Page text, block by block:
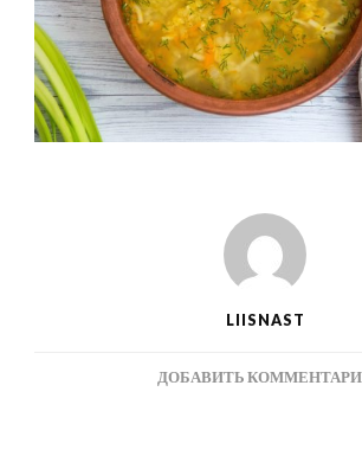
LIISNAST
ДОБАВИТЬ